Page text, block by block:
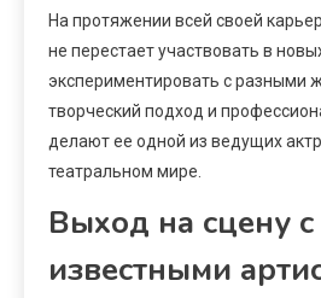
На протяжении всей своей
не перестает участвовать в
экспериментировать с разными
творческий подход и
делают ее одной из ведущих
театральном мире.
Выход на сцену с
известными